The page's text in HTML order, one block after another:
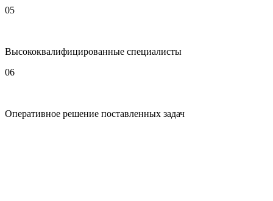
05
Высококвалифицированные специалисты
06
Оперативное решение поставленных задач